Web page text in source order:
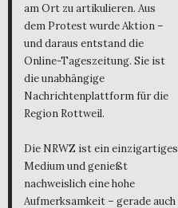
am Ort zu artikulieren. Aus
dem Protest wurde Aktion –
und daraus entstand die
Online-Tageszeitung. Sie ist
die unabhängige
Nachrichtenplattform für die
Region Rottweil.
Die NRWZ ist ein einzigartiges
Medium und genießt
nachweislich eine hohe
Aufmerksamkeit – gerade auch